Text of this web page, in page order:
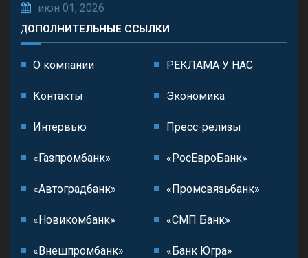
июн 01, 2026
ДОПОЛНИТЕЛЬНЫЕ ССЫЛКИ
О компании РЕКЛАМА У НАС
Контакты Экономика
Интервью Пресс-релизы
«Газпромбанк» «РосЕвроБанк»
«Автоградбанк» «Промсвязьбанк»
«Новикомбанк» «СМП Банк»
«Внешпромбанк» «Банк Югра»